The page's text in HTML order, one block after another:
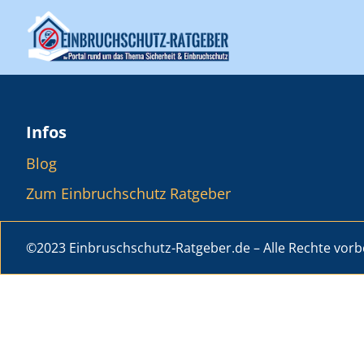
Infos
Blog
Zum Einbruchschutz Ratgeber
©2023 Einbruschschutz-Ratgeber.de – Alle Rechte